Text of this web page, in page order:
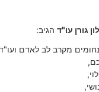
גורן עו"ד הגיב:
מקרב לב לאדם ועו"ד